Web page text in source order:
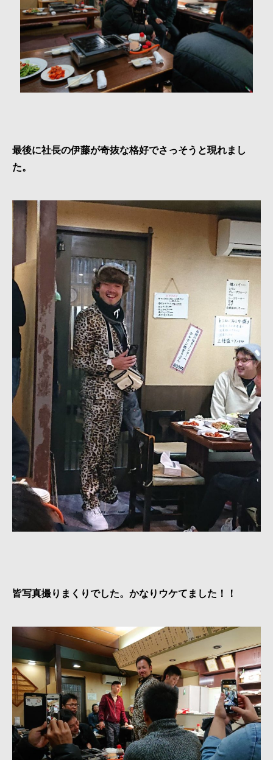
最後に社長の伊藤が奇抜な格好でさっそうと現れまし
た。
皆写真撮りまくりでした。かなりウケてました！！